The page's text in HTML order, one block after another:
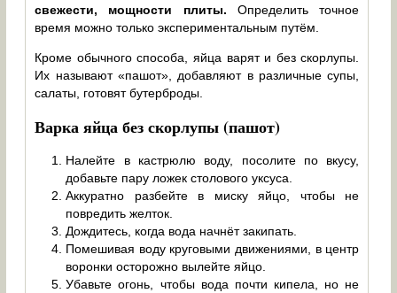
свежести, мощности плиты. Определить точное
время можно только экспериментальным путём.
Кроме обычного способа, яйца варят и без скорлупы.
Их называют «пашот», добавляют в различные супы,
салаты, готовят бутерброды.
Варка яйца без скорлупы (пашот)
Налейте в кастрюлю воду, посолите по вкусу,
добавьте пару ложек столового уксуса.
Аккуратно разбейте в миску яйцо, чтобы не
повредить желток.
Дождитесь, когда вода начнёт закипать.
Помешивая воду круговыми движениями, в центр
воронки осторожно вылейте яйцо.
Убавьте огонь, чтобы вода почти кипела, но не